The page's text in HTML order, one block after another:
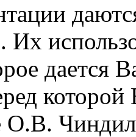
дается
О.В.